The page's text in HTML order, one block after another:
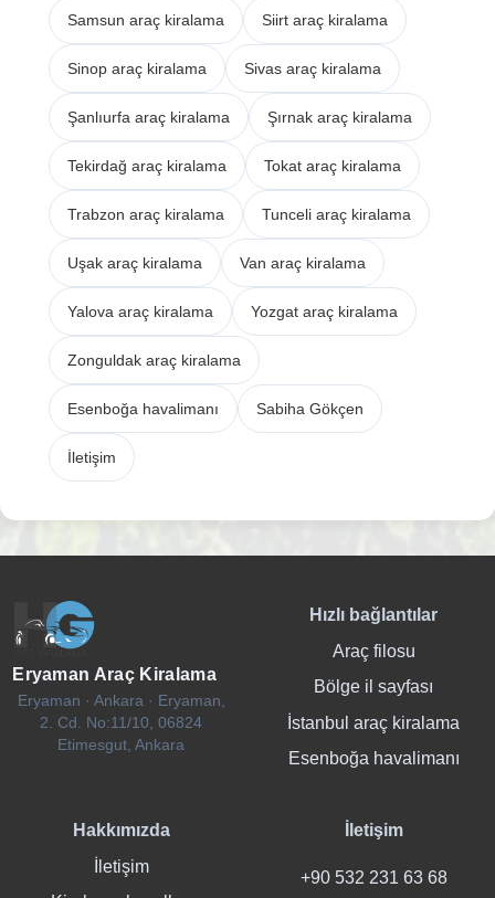
Samsun araç kiralama Siirt araç kiralama
Sinop araç kiralama Sivas araç kiralama
Şanlıurfa araç kiralama Şırnak araç kiralama
Tekirdağ araç kiralama Tokat araç kiralama
Trabzon araç kiralama Tunceli araç kiralama
Uşak araç kiralama Van araç kiralama
Yalova araç kiralama Yozgat araç kiralama
Zonguldak araç kiralama
Esenboğa havalimanı Sabiha Gökçen
İletişim
Eryaman Araç Kiralama
Eryaman · Ankara · Eryaman,
2. Cd. No:11/10, 06824
Etimesgut, Ankara
Hızlı bağlantılar
Araç filosu
Bölge il sayfası
İstanbul araç kiralama
Esenboğa havalimanı
Hakkımızda
İletişim
İletişim
+90 532 231 63 68